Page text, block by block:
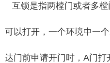
互锁是指两樘门或者多
可以打开，一个环境中一
达门前申请开门时，A门打